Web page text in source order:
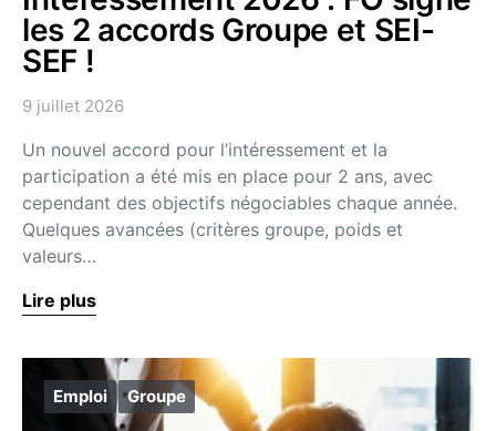
les 2 accords Groupe et SEI-
SEF !
9 juillet 2026
Un nouvel accord pour l’intéressement et la
participation a été mis en place pour 2 ans, avec
cependant des objectifs négociables chaque année.
Quelques avancées (critères groupe, poids et
valeurs…
Lire plus
Emploi Groupe